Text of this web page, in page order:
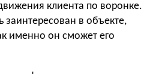
клиента по воронке.
заинтересован в объекте,
именно он сможет его